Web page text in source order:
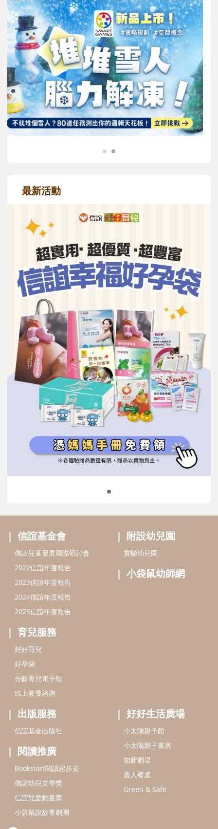
最新活動
信誼基金會
2022信誼年度報告
2023信誼年度報告
2024信誼年度報告
好孕袋
分齡育兒電子報
線上教養諮詢
附設幼兒園
小袋鼠幼師網
出版服務
信誼基金出版社
閱讀推廣
Bookstart閱讀起步走
信誼幼兒文學獎
信誼兒童動畫獎
小袋鼠說故事劇團
service@hsin-yi.org.tw
信誼好好育兒
小太陽親子書房
(02)2396-5305轉2345 (週一～週五 9:00～18:00)
認識信誼 合作洽談 智慧財產權聲明
本網站建議使用IE9(含以上)或 Google Chrome 版本瀏覽器
信誼基金會/上誼文化實業股份有限公司 版權所有 ©